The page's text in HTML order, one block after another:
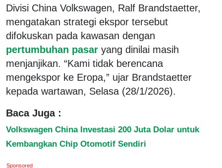
Divisi China Volkswagen, Ralf Brandstaetter,
mengatakan strategi ekspor tersebut
difokuskan pada kawasan dengan
pertumbuhan pasar yang dinilai masih
menjanjikan. “Kami tidak berencana
mengekspor ke Eropa,” ujar Brandstaetter
kepada wartawan, Selasa (28/1/2026).
Baca Juga :
Volkswagen China Investasi 200 Juta Dolar untuk
Kembangkan Chip Otomotif Sendiri
Sponsored